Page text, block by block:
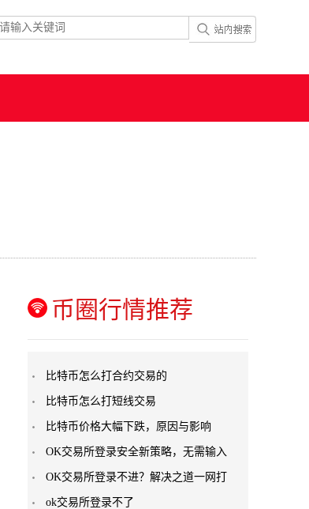
币圈行情推荐
比特币怎么打合约交易的
比特币怎么打短线交易
比特币价格大幅下跌，原因与影响
OK交易所登录安全新策略，无需输入
OK交易所登录不进？解决之道一网打
ok交易所登录不了